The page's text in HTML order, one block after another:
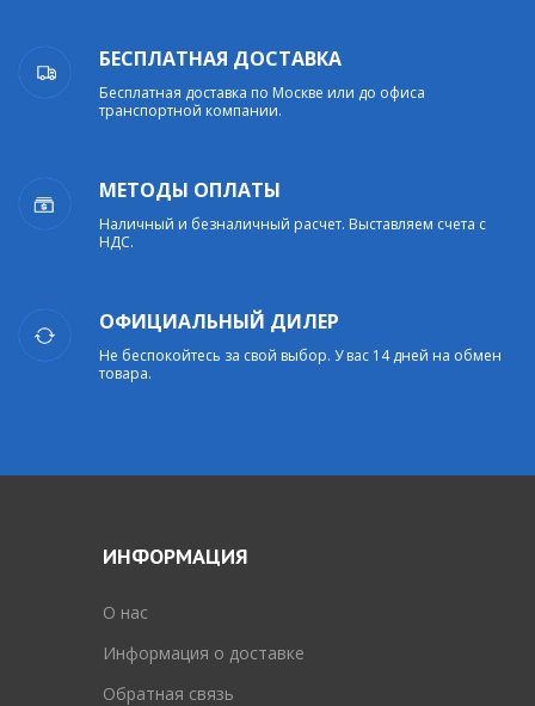
БЕСПЛАТНАЯ ДОСТАВКА
Бесплатная доставка по Москве или до офиса
транспортной компании.
МЕТОДЫ ОПЛАТЫ
Наличный и безналичный расчет. Выставляем счета с
НДС.
ОФИЦИАЛЬНЫЙ ДИЛЕР
Не беспокойтесь за свой выбор. У вас 14 дней на обмен
товара.
ИНФОРМАЦИЯ
O нас
Информация о доставке
Обратная связь